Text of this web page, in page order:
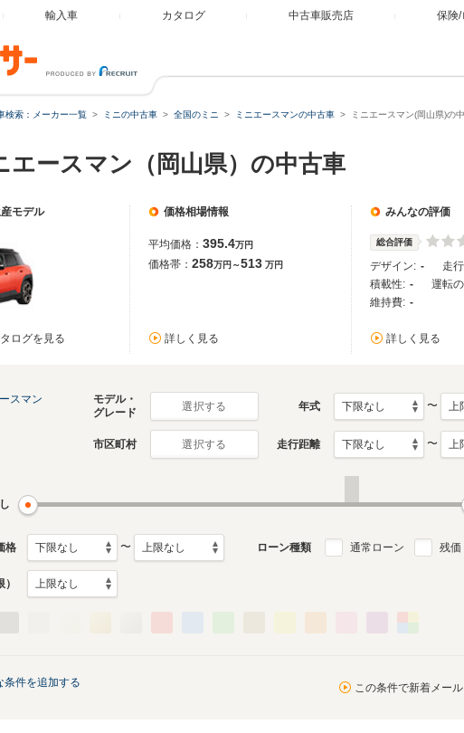
輸入車 カタログ 中古車販売店 保険/
検索：メーカー一覧 ミニの中古車 全国のミニ ミニエースマンの中古車 ミニエースマン(岡山県)の
エースマン（岡山県）の中古車
モデル
ログを見る
価格相場情報
平均価格： 395.4万円
価格帯： 258万円～513 万円
詳しく見る
みんなの評価
総合評価
デザイン: - 走
積載性: - 運転
維持費: -
詳しく見る
スマン
モデル・
グレード
選択する 年式 〜
市区町村 選択する 走行距離 〜
格 〜 ローン種類 通常ローン 残価
件を追加する この条件で新着メー